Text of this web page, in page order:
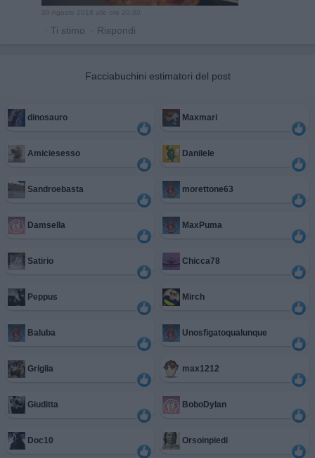
30 Agosto 2018 alle ore 20:30
· Ti stimo · Rispondi
Facciabuchini estimatori del post
dinosauro Maxmari
Amiciesesso Danilele
Sandroebasta morettone63
Damsella MaxPuma
Satirio Chicca78
Peppus Mirch
Baluba Unosfigatoqualunque
Griglia max1212
Giuditta BoboDylan
Doc10 Orsoinpiedi